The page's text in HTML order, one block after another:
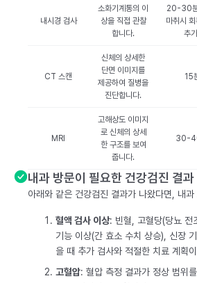
내시경 검사
소화기계통의 이
상을 직접 관찰
합니다.
20-30
마취시
추
CT 스캔
신체의 상세한
단면 이미지를
제공하여 질병을
진단합니다.
15
MRI
고해상도 이미지
로 신체의 상세
한 구조를 보여
줍니다.
30-
내과 방문이 필요한 건강검진 결과
아래와 같은 건강검진 결과가 나왔다면, 내
혈액 검사 이상: 빈혈, 고혈당(당뇨 전
기능 이상(간 효소 수치 상승), 신장
을 때 추가 검사와 적절한 치료 계획
고혈압: 혈압 측정 결과가 정상 범위